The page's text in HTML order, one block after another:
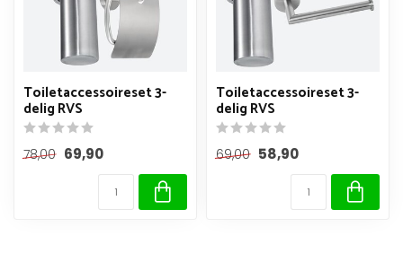
Toiletaccessoireset 3-
delig RVS
78,00 69,90
Toiletaccessoireset 3-
delig RVS
69,00 58,90